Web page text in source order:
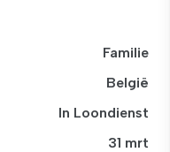
Familie
België
In Loondienst
31 mrt